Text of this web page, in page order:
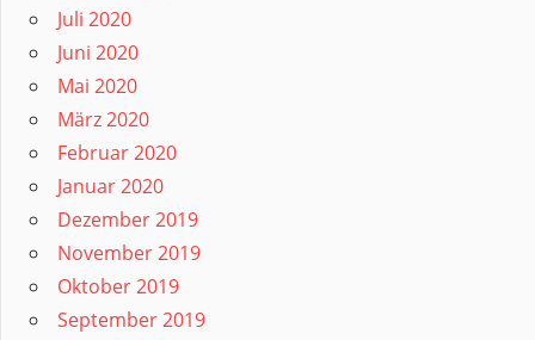
Juli 2020
Juni 2020
Mai 2020
März 2020
Februar 2020
Januar 2020
Dezember 2019
November 2019
Oktober 2019
September 2019